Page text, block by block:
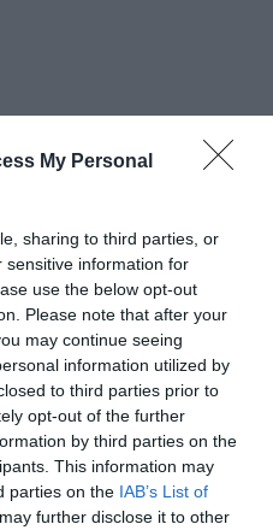
My Personal
sharing to third parties, or
sensitive information for
use the below opt-out
Please note that after your
may continue seeing
information utilized by
to third parties prior to
opt-out of the further
by third parties on the
This information may
parties on the IAB’s List of
further disclose it to other
δημοσιεύματα
πυρομαχικά μετά
– «Έχουμε